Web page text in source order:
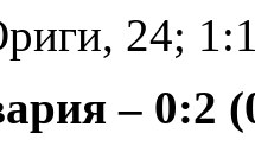
24;
– 0:2